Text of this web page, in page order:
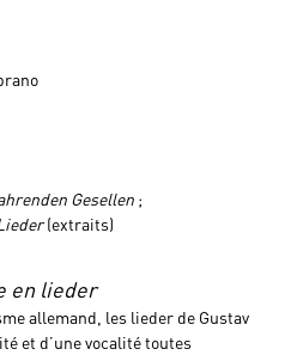
Gesellen ;
(extraits)
en lieder
allemand, les lieder de Gustav
et d’une vocalité toutes